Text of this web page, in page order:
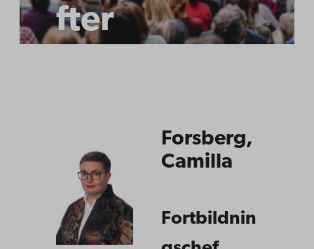
fter
Forsberg,
Camilla
Fortbildnin